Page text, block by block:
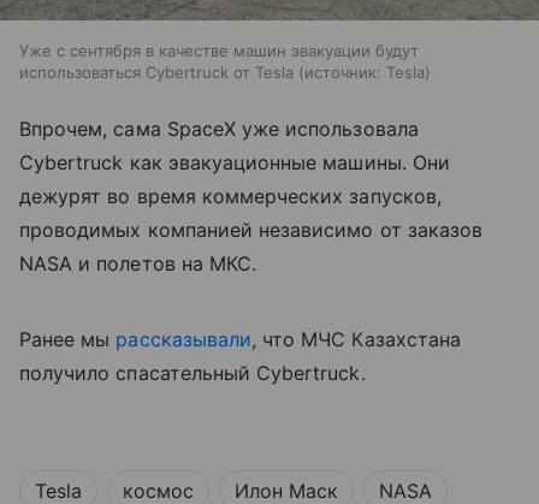
Уже с сентября в качестве машин эвакуации будут
использоваться Cybertruck от Tesla
источник: Tesla
Впрочем, сама SpaceX уже использовала
Cybertruck как эвакуационные машины. Они
дежурят во время коммерческих запусков,
проводимых компанией независимо от заказов
NASA и полетов на МКС.
Ранее мы рассказывали, что МЧС Казахстана
получило спасательный Cybertruck.
Tesla космос Илон Маск NASA